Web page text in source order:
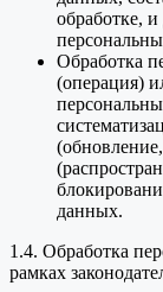
обработке,
Обработка
(операция)
данных.
1.4. Обработка
рамках